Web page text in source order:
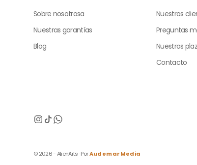
Sobre nosotrosa
Nuestras garantías
Blog
Nuestros
Preguntas
Nuestros
Contacto
© 2026 - AlienArts · PorAudemarMedia